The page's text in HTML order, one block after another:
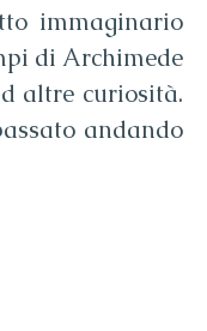
immaginario
di Archimede
altre curiosità.
andando